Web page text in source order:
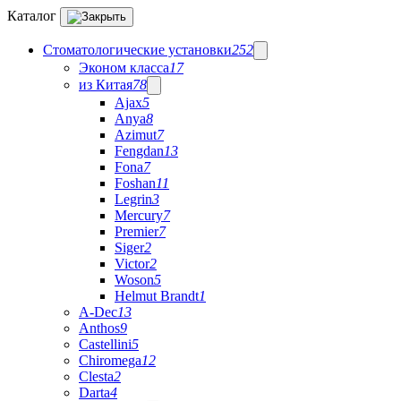
Каталог
Стоматологические установки252
Эконом класса17
из Китая78
Ajax5
Anya8
Azimut7
Fengdan13
Fona7
Foshan11
Legrin3
Mercury7
Premier7
Siger2
Victor2
Woson5
Helmut Brandt1
A-Dec13
Anthos9
Castellini5
Chiromega12
Clesta2
Darta4